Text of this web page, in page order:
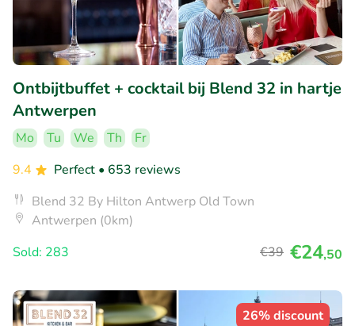
Ontbijtbuffet + cocktail bij Blend 32 in hartje
Antwerpen
Mo Tu We Th
Fr
9.4
Perfect • 653 reviews
Blend 32 By Hilton Antwerp Old Town
Antwerpen (0km)
Sold: 283
€39 €24,50
26% discount